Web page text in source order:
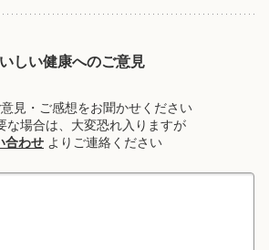
しい健康へのご意見
見・ご感想をお聞かせください
な場合は、大変恐れ入りますが
合わせ よりご連絡ください